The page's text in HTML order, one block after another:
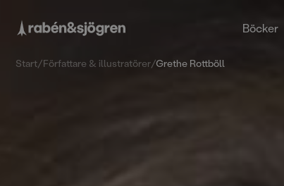
Böcker
Start/Författare & illustratörer/Grethe Rottböll